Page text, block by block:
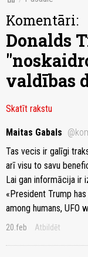
Komentāri:
Donalds
valdības
Skatīt rakstu
Maitas Gabals
Tas vecis ir galīgi
arī visu to savu
Lai gan informācija ir
«President Trump
among humans, UFO
20.feb Atbildēt